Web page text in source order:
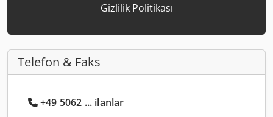
Gizlilik Politikası
Telefon & Faks
+49 5062 ... ilanlar